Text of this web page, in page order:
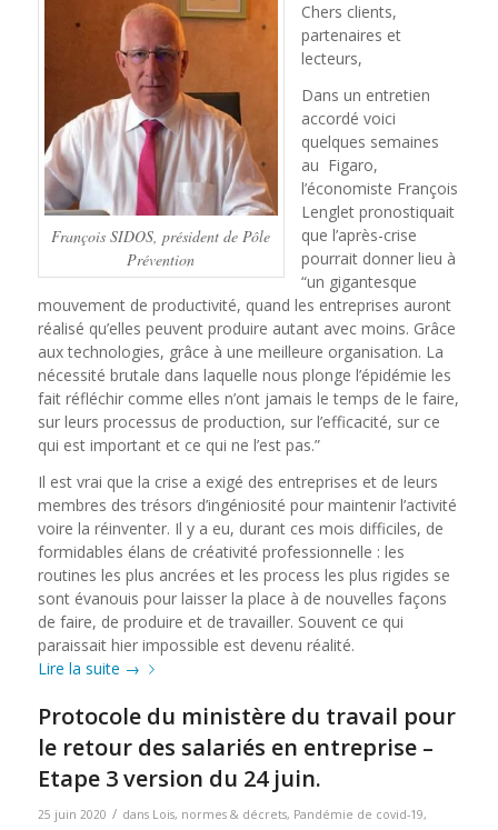
François SIDOS, président de Pôle
Prévention
Chers clients,
partenaires et
lecteurs,
Dans un entretien
accordé voici
quelques semaines
au Figaro,
l’économiste François
Lenglet pronostiquait
que l’après-crise
pourrait donner lieu à
“un gigantesque
mouvement de productivité, quand les entreprises auront
réalisé qu’elles peuvent produire autant avec moins. Grâce
aux technologies, grâce à une meilleure organisation. La
nécessité brutale dans laquelle nous plonge l’épidémie les
fait réfléchir comme elles n’ont jamais le temps de le faire,
sur leurs processus de production, sur l’efficacité, sur ce
qui est important et ce qui ne l’est pas.”
Il est vrai que la crise a exigé des entreprises et de leurs
membres des trésors d’ingéniosité pour maintenir l’activité
voire la réinventer. Il y a eu, durant ces mois difficiles, de
formidables élans de créativité professionnelle : les
routines les plus ancrées et les process les plus rigides se
sont évanouis pour laisser la place à de nouvelles façons
de faire, de produire et de travailler. Souvent ce qui
paraissait hier impossible est devenu réalité.
Lire la suite →
Protocole du ministère du travail pour
le retour des salariés en entreprise –
Etape 3 version du 24 juin.
25 juin 2020 / dans Lois, normes & décrets, Pandémie de covid-19,